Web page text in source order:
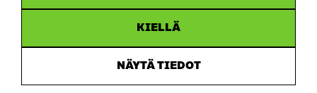
KIELLÄ
NÄYTÄ TIEDOT
OLEMME NÄISSÄ SOMEISSA
Avautuu